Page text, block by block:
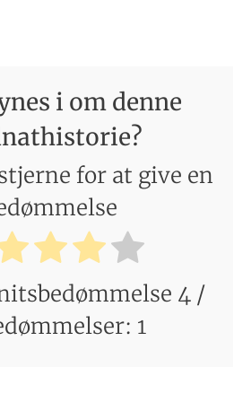
i om denne
for at give en
4/
1